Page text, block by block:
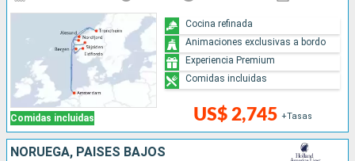
Comidas incluidas US$ 2,745 +Tasas
Cocina refinada
Animaciones exclusivas a bordo
Experiencia Premium
Comidas incluidas
NORUEGA, PAISES BAJOS